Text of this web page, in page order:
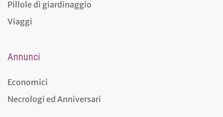
Pillole di giardinaggio
Viaggi
Annunci
Economici
Necrologi ed Anniversari